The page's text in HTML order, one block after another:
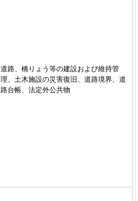
道路、橋りょう等の建設および維持管
理、土木施設の災害復旧、道路境界、道
路台帳、法定外公共物